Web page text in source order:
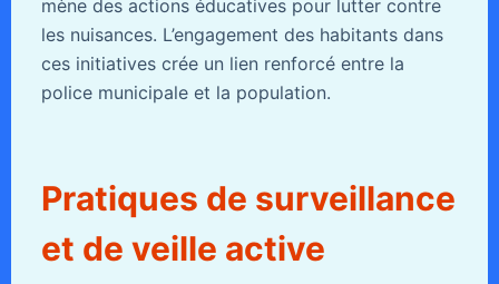
mène des actions éducatives pour lutter contre
les nuisances. L’engagement des habitants dans
ces initiatives crée un lien renforcé entre la
police municipale et la population.
Pratiques de surveillance
et de veille active